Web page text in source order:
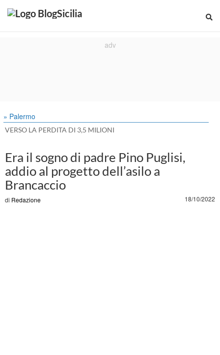
» Palermo
VERSO LA PERDITA DI 3,5 MILIONI
Era il sogno di padre Pino Puglisi,
addio al progetto dell’asilo a
Brancaccio
di Redazione 18/10/2022